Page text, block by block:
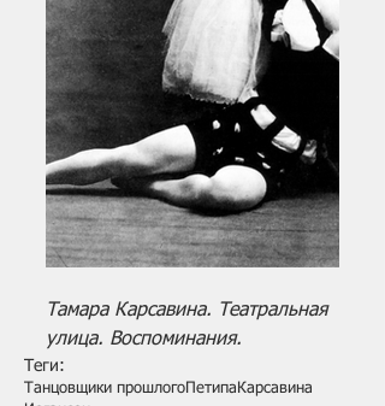
Тамара Карсавина. Театральная
улица. Воспоминания.
Теги:
Танцовщики прошлогоПетипа Карсавина